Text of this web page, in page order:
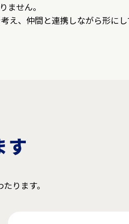
ません。
え、仲間と連携しながら形に
す
ります。